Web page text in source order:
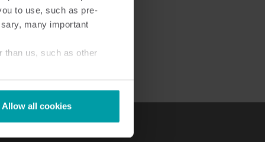
to use, such as pre-
many important
than us, such as other
Allow all cookies